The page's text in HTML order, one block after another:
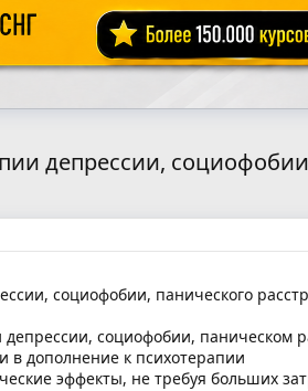
депрессии,
социофобии, панического
социофобии, паническом
в дополнение к психотерапии
эффекты, не требуя больших